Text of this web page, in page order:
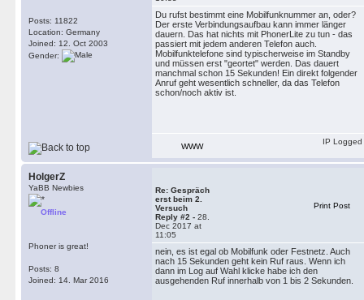
Posts: 11822
Location: Germany
Joined: 12. Oct 2003
Gender:
Du rufst bestimmt eine Mobilfunknummer an, oder?
Der erste Verbindungsaufbau kann immer länger
dauern. Das hat nichts mit PhonerLite zu tun - das
passiert mit jedem anderen Telefon auch.
Mobilfunktelefone sind typischerweise im Standby
und müssen erst "geortet" werden. Das dauert
manchmal schon 15 Sekunden! Ein direkt folgender
Anruf geht wesentlich schneller, da das Telefon
schon/noch aktiv ist.
WWW
IP Logged
HolgerZ
YaBB Newbies
Offline
Phoner is great!
Posts: 8
Joined: 14. Mar 2016
Re: Gespräch
erst beim 2.
Versuch
Reply #2 - 28.
Dec 2017 at
11:05
Print Post
nein, es ist egal ob Mobilfunk oder Festnetz. Auch
nach 15 Sekunden geht kein Ruf raus. Wenn ich
dann im Log auf Wahl klicke habe ich den
ausgehenden Ruf innerhalb von 1 bis 2 Sekunden.